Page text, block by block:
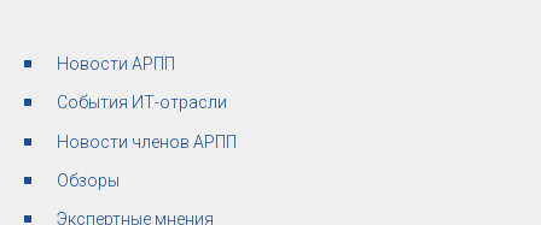
Новости АРПП
События ИТ-отрасли
Новости членов АРПП
Обзоры
Экспертные мнения